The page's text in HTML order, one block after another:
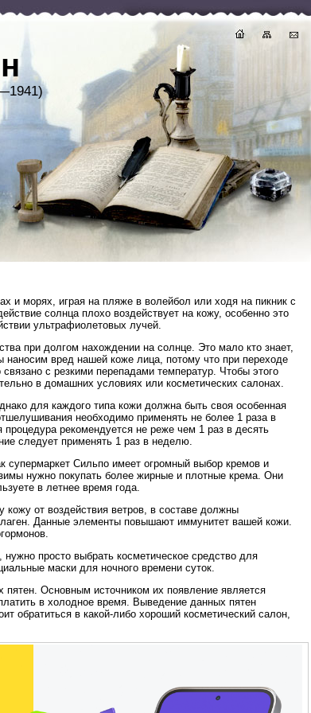
и морях, играя на пляже в волейбол или ходя на пикник с
солнца плохо воздействует на кожу, особенно это
ультрафиолетовых лучей.
при долгом нахождении на солнце. Это мало кто знает,
наносим вред нашей коже лица, потому что при переходе
с резкими перепадами температур. Чтобы этого
в домашних условиях или косметических салонах.
для каждого типа кожи должна быть своя особенная
необходимо применять не более 1 раза в
рекомендуется не реже чем 1 раз в десять
следует применять 1 раз в неделю.
супермаркет Сильпо имеет огромный выбор кремов и
нужно покупать более жирные и плотные крема. Они
в летнее время года.
от воздействия ветров, в составе должны
Данные элементы повышают иммунитет вашей кожи.
просто выбрать косметическое средство для
маски для ночного времени суток.
Основным источником их появление является
в холодное время. Выведение данных пятен
обратиться в какой-либо хороший косметический салон,